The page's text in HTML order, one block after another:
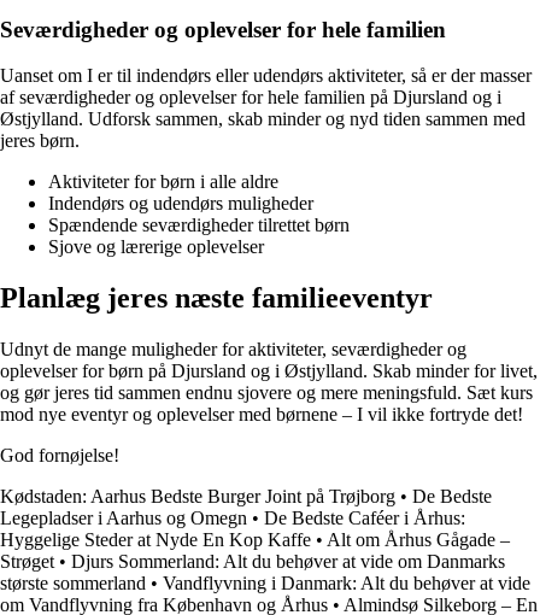
Seværdigheder og oplevelser for hele familien
Uanset om I er til indendørs eller udendørs aktiviteter, så er der masser
af seværdigheder og oplevelser for hele familien på Djursland og i
Østjylland. Udforsk sammen, skab minder og nyd tiden sammen med
jeres børn.
Aktiviteter for børn i alle aldre
Indendørs og udendørs muligheder
Spændende seværdigheder tilrettet børn
Sjove og lærerige oplevelser
Planlæg jeres næste familieeventyr
Udnyt de mange muligheder for aktiviteter, seværdigheder og
oplevelser for børn på Djursland og i Østjylland. Skab minder for livet,
og gør jeres tid sammen endnu sjovere og mere meningsfuld. Sæt kurs
mod nye eventyr og oplevelser med børnene – I vil ikke fortryde det!
God fornøjelse!
Kødstaden: Aarhus Bedste Burger Joint på Trøjborg • De Bedste
Legepladser i Aarhus og Omegn • De Bedste Caféer i Århus:
Hyggelige Steder at Nyde En Kop Kaffe • Alt om Århus Gågade –
Strøget • Djurs Sommerland: Alt du behøver at vide om Danmarks
største sommerland • Vandflyvning i Danmark: Alt du behøver at vide
om Vandflyvning fra København og Århus • Almindsø Silkeborg – En